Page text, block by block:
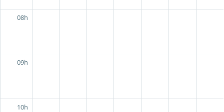
08h
09h
10h